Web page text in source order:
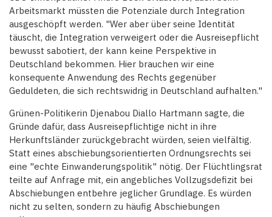
Arbeitsmarkt müssten die Potenziale durch Integration
ausgeschöpft werden. "Wer aber über seine Identität
täuscht, die Integration verweigert oder die Ausreisepflicht
bewusst sabotiert, der kann keine Perspektive in
Deutschland bekommen. Hier brauchen wir eine
konsequente Anwendung des Rechts gegenüber
Geduldeten, die sich rechtswidrig in Deutschland aufhalten."
Grünen-Politikerin Djenabou Diallo Hartmann sagte, die
Gründe dafür, dass Ausreisepflichtige nicht in ihre
Herkunftsländer zurückgebracht würden, seien vielfältig.
Statt eines abschiebungsorientierten Ordnungsrechts sei
eine "echte Einwanderungspolitik" nötig. Der Flüchtlingsrat
teilte auf Anfrage mit, ein angebliches Vollzugsdefizit bei
Abschiebungen entbehre jeglicher Grundlage. Es würden
nicht zu selten, sondern zu häufig Abschiebungen